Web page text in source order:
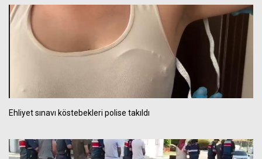
Ehliyet sınavı köstebekleri polise takıldı